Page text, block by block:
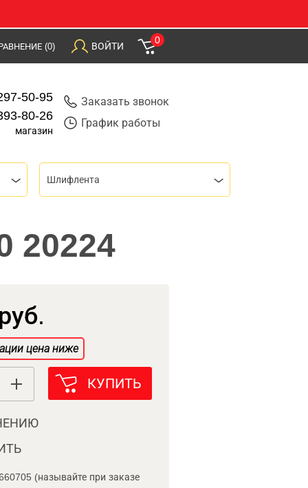
(0) ВОЙТИ
0
50-95
80-26
магазин
Заказать звонок
График работы
Шлифлента
20224
цена ниже
КУПИТЬ
(называйте при заказе